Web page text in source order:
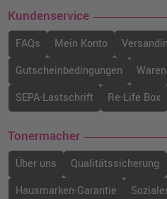
Kundenservice
FAQs Mein Konto
Gutscheinbedingungen
SEPA-Lastschrift
Re-Life Box
Tonermacher
Über uns Qualitätssicherung
Hausmarken-Garantie